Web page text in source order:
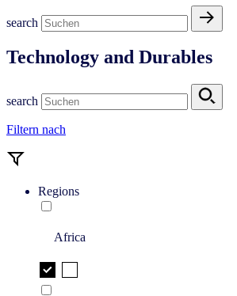
search
Technology and Durables
search
Filtern nach
Regions
Africa